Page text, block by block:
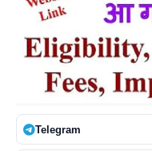
Telegram